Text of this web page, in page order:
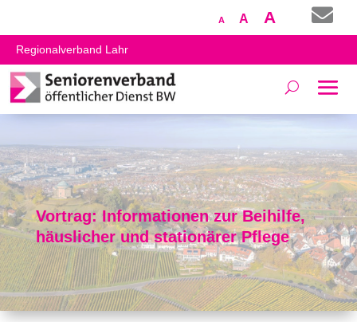
A Decrease
font
A Reset
font
A Increase
font

Regionalverband Lahr
Vortrag: Informationen zur Beihilfe,
häuslicher und stationärer Pflege